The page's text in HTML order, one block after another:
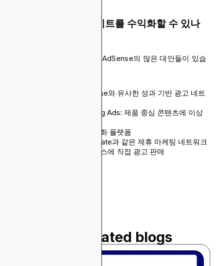
AdSense 없이 웹사이트를 수익화할 수 있나
네, 웹사이트 수익화를 위한 AdSense의 많은 대안들이 있습
Blockchain-Ads: AdSense와 유사한 성과 기반 광고 네트
Amazon Native Shopping Ads: 제품 중심 콘텐츠에 이상
Ezoic: AI 기반 광고 최적화 플랫폼
ShareASale이나 CJ Affiliate과 같은 제휴 마케팅 네트워크
틈새 분야의 관련 비즈니스에 직접 광고 판매
Read related blogs